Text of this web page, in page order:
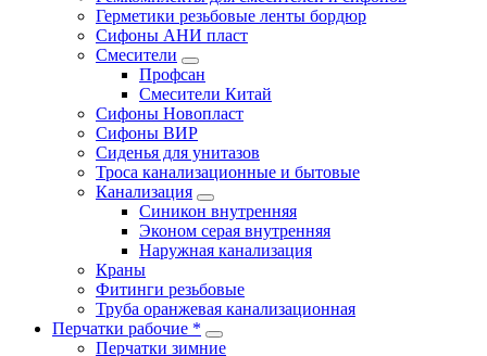
Герметики резьбовые ленты бордюр
Сифоны АНИ пласт
Смесители
Профсан
Смесители Китай
Сифоны Новопласт
Сифоны ВИР
Сиденья для унитазов
Троса канализационные и бытовые
Канализация
Синикон внутренняя
Эконом серая внутренняя
Наружная канализация
Краны
Фитинги резьбовые
Труба оранжевая канализационная
Перчатки рабочие *
Перчатки зимние